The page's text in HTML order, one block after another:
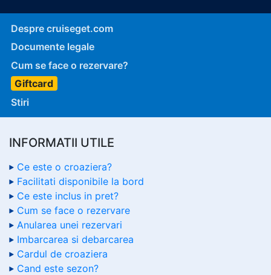
Despre cruiseget.com
Documente legale
Cum se face o rezervare?
Giftcard
Stiri
INFORMATII UTILE
Ce este o croaziera?
Facilitati disponibile la bord
Ce este inclus in pret?
Cum se face o rezervare
Anularea unei rezervari
Imbarcarea si debarcarea
Cardul de croaziera
Cand este sezon?